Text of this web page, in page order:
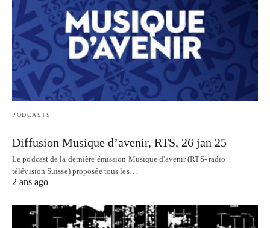
PODCASTS
Diffusion Musique d’avenir, RTS, 26 jan 25
Le podcast de la dernière émission Musique d'avenir (RTS- radio
télévision Suisse) proposée tous les…
2 ans ago